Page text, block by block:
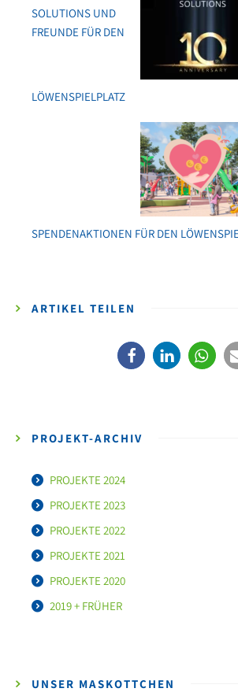
SOLUTIONS UND
FREUNDE FÜR DEN
LÖWENSPIELPLATZ
SPENDENAKTIONEN FÜR DEN
ARTIKEL TEILEN
PROJEKT-ARCHIV
PROJEKTE 2024
PROJEKTE 2023
PROJEKTE 2022
PROJEKTE 2021
PROJEKTE 2020
2019 + FRÜHER
UNSER MASKOTTCHEN